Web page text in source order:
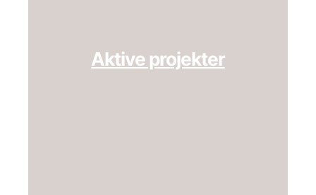
Aktive projekter